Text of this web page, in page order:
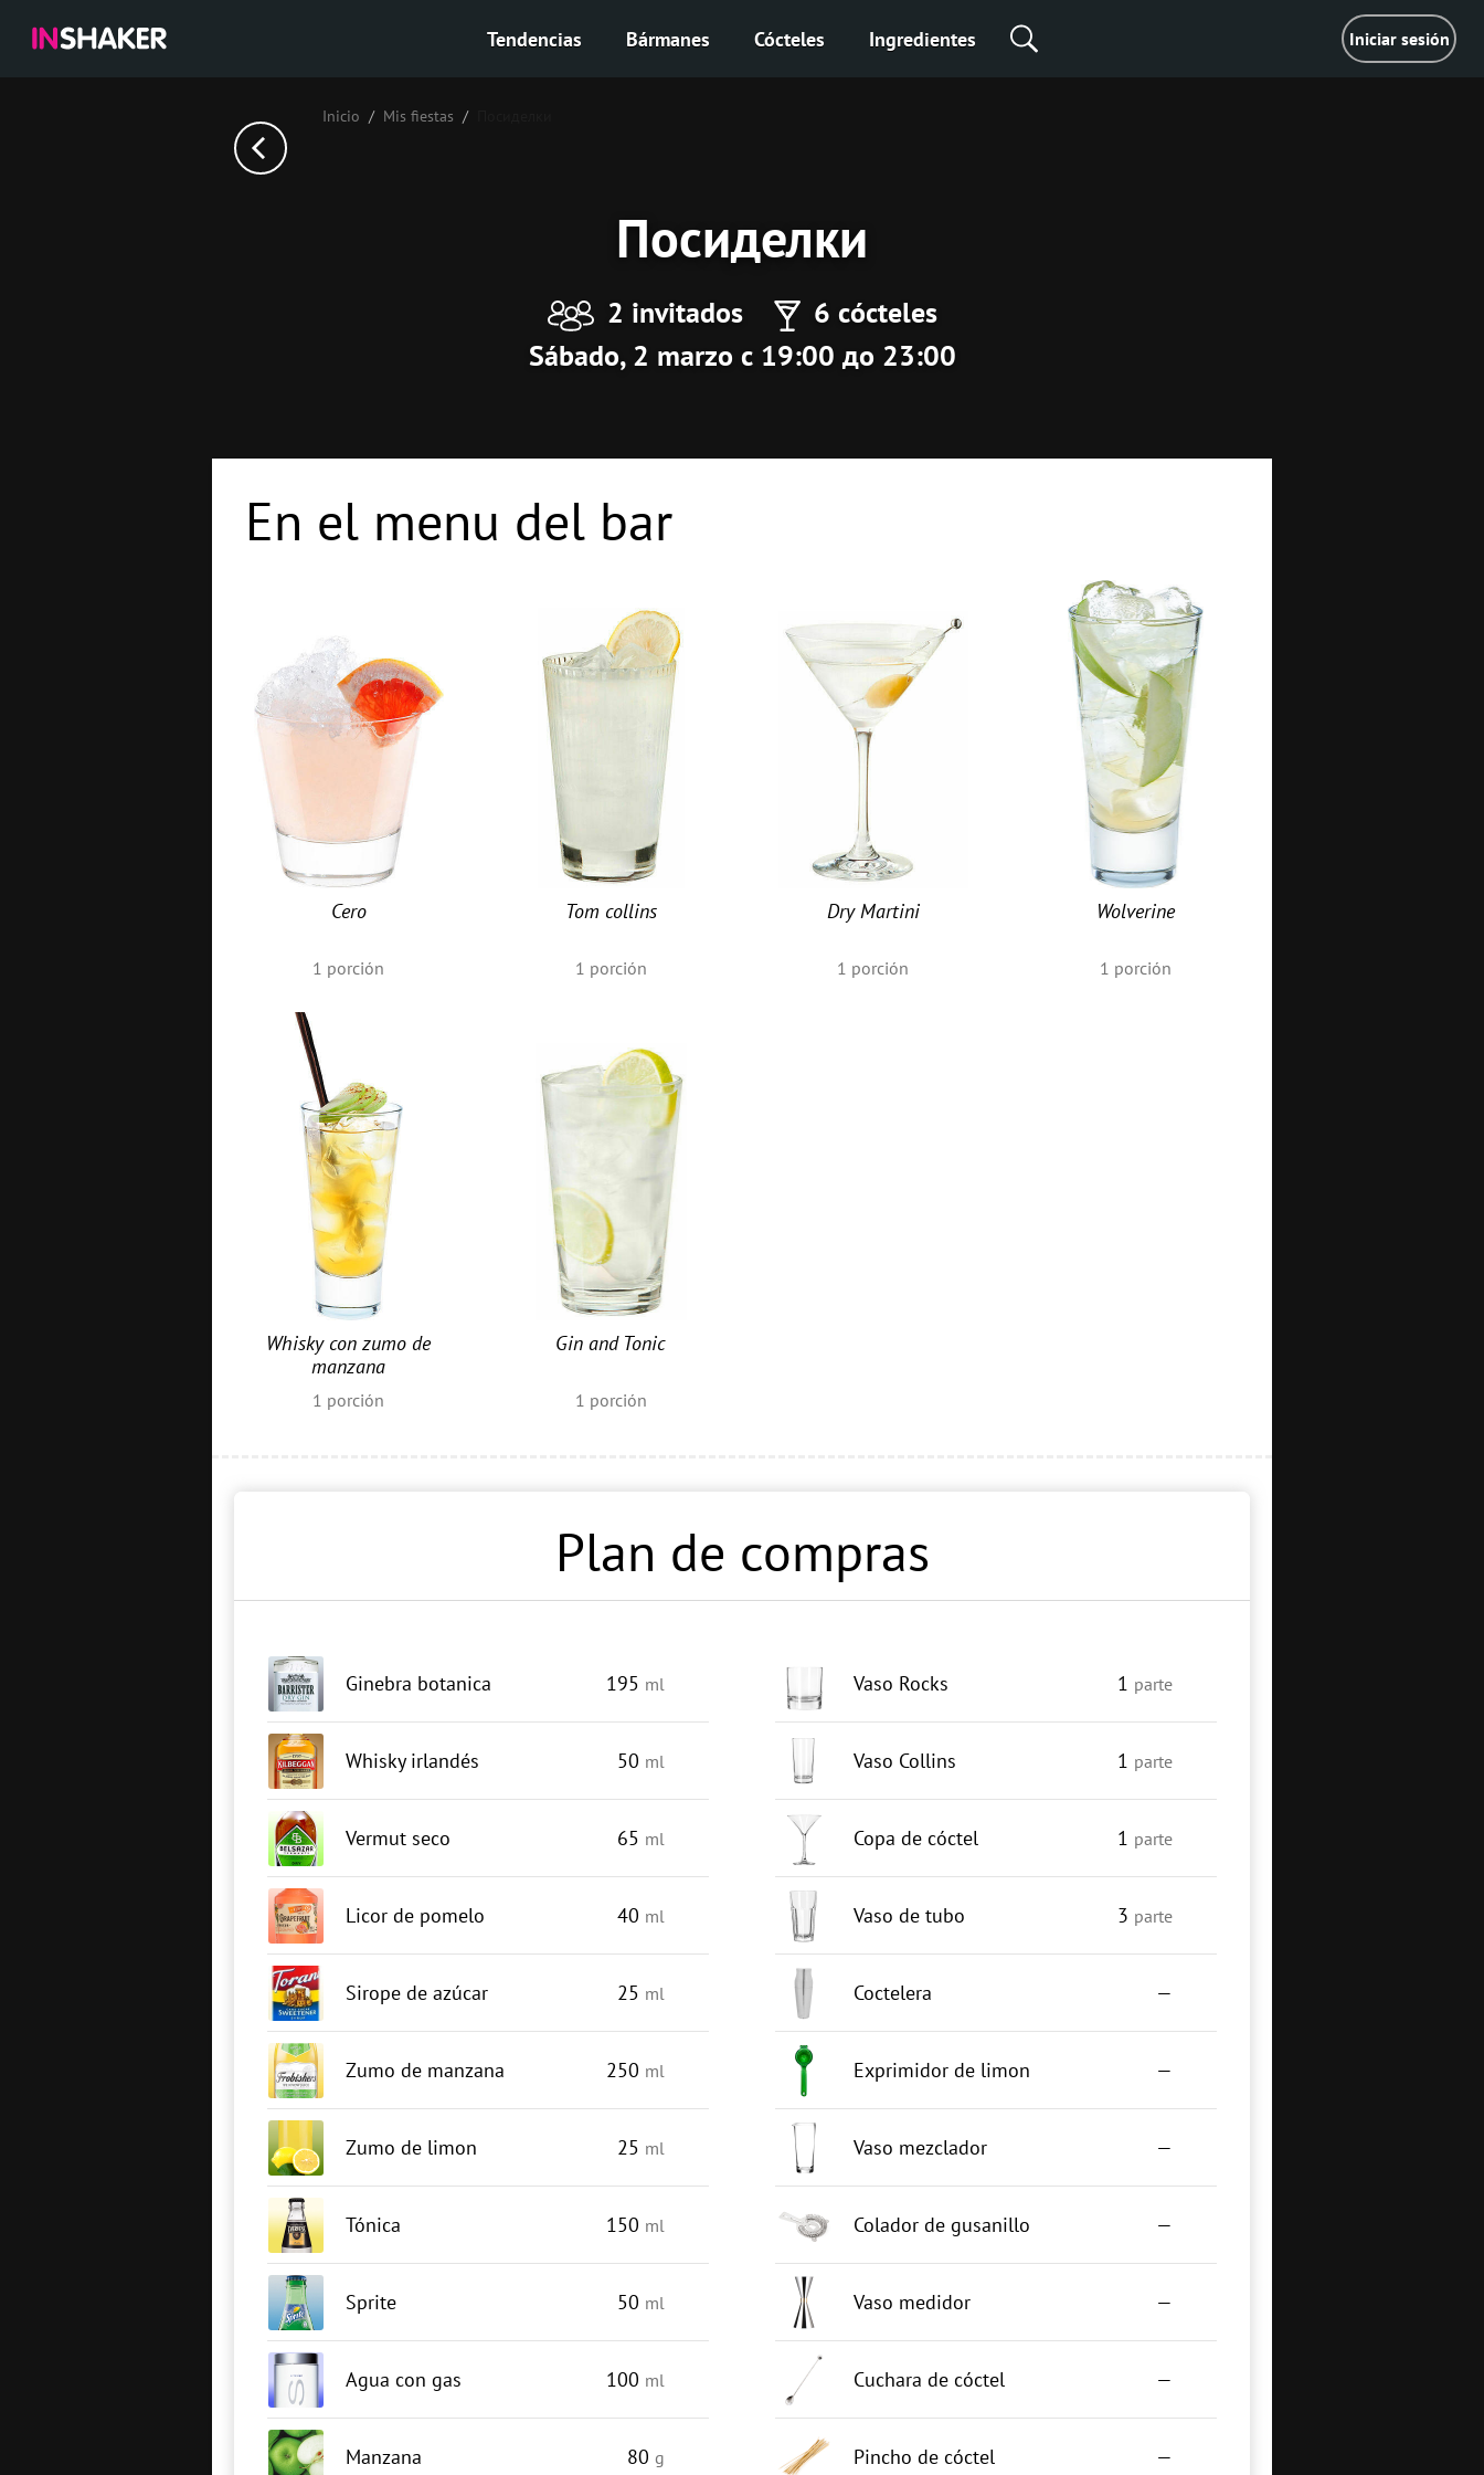
Tendencias Bármanes Cócteles Ingredientes Iniciar sesión
Inicio Mis fiestas
Посиделки
2 invitados
6 cócteles
Sábado, 2 marzo с 19:00 до 23:00
En el menu del bar
Cero
1 porción
Tom collins
1 porción
Dry Martini
1 porción
Wolverine
1 porción
Whisky con zumo de
manzana
1 porción
Gin and Tonic
1 porción
Plan de compras
Ginebra botanica 195 ml
Whisky irlandés 50 ml
Vermut seco 65 ml
Licor de pomelo 40 ml
Sirope de azúcar 25 ml
Zumo de manzana 250 ml
Zumo de limon 25 ml
Tónica 150 ml
Sprite 50 ml
Agua con gas 100 ml
Manzana 80 g
Vaso Rocks 1 parte
Vaso Collins 1 parte
Copa de cóctel 1 parte
Vaso de tubo 3 parte
Coctelera —
Exprimidor de limon —
Vaso mezclador —
Colador de gusanillo —
Vaso medidor —
Cuchara de cóctel —
Pincho de cóctel —